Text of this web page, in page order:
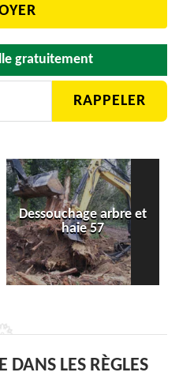
gratuitement
Dessouchage arbre et
haie 57
DANS LES RÈGLES